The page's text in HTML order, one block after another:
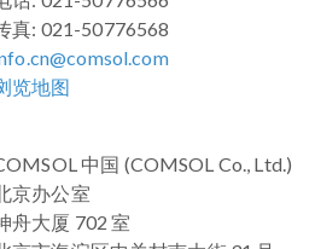
真: 021-50776568
览地图
中国 (COMSOL Co., Ltd.)
京办公室
舟大厦 702 室